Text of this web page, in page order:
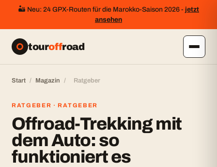
🏜️ Neu: 24 GPX-Routen für die Marokko-Saison 2026 - jetzt
ansehen
touroffroad
Start / Magazin / Ratgeber
RATGEBER · RATGEBER
Offroad-Trekking mit
dem Auto: so
funktioniert es